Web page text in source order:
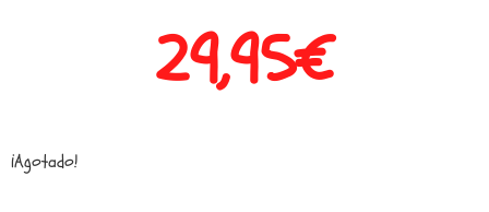
29,95€
¡Agotado!